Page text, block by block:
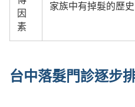
因
素
家族中有掉髮的歷史
台中落髮門診逐步